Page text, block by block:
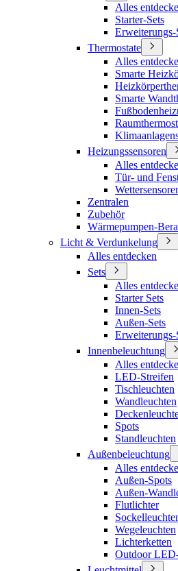
Alles
Starter-Sets
Erweiterungs-
Thermostate
Alles
Smarte
Smarte
Heizungssensoren
Alles
Tür- und
Zentralen
Zubehör
Wärmepumpen-
Licht & Verdunkelung
Alles entdecken
Sets
Alles
Starter Sets
Innen-Sets
Außen-Sets
Erweiterungs-
Innenbeleuchtung
Alles
LED-Streifen
Tischleuchten
Wandleuchten
Spots
Standleuchten
Außenbeleuchtung
Alles
Außen-Spots
Außen-
Flutlichter
Wegeleuchten
Lichterketten
Outdoor